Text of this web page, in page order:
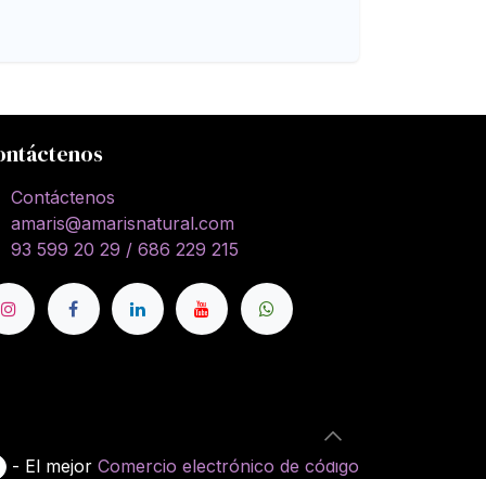
Contáctenos
amaris@amarisnatural.com
93 599 20 29 / 686 229 215
- El mejor Comercio electrónico de código